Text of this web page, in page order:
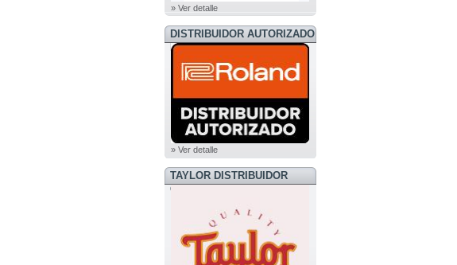
» Ver detalle
DISTRIBUIDOR AUTORIZADO
ROLAND
» Ver detalle
TAYLOR DISTRIBUIDOR
OFICIAL